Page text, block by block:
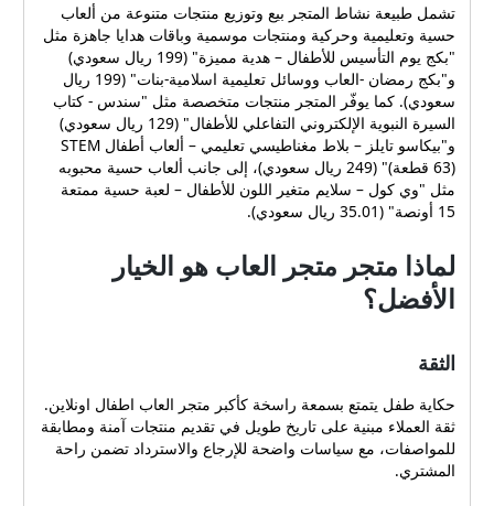
تشمل طبيعة نشاط المتجر بيع وتوزيع منتجات متنوعة من ألعاب
حسية وتعليمية وحركية ومنتجات موسمية وباقات هدايا جاهزة مثل
"بكج يوم التأسيس للأطفال – هدية مميزة" (199 ريال سعودي)
و"بكج رمضان -العاب ووسائل تعليمية اسلامية-بنات" (199 ريال
سعودي). كما يوفّر المتجر منتجات متخصصة مثل "سندس - كتاب
السيرة النبوية الإلكتروني التفاعلي للأطفال" (129 ريال سعودي)
و"بيكاسو تايلز – بلاط مغناطيسي تعليمي – ألعاب أطفال STEM
(63 قطعة)" (249 ريال سعودي)، إلى جانب ألعاب حسية محبوبه
مثل "وي كول – سلايم متغير اللون للأطفال – لعبة حسية ممتعة
15 أونصة" (35.01 ريال سعودي).
لماذا متجر متجر العاب هو الخيار
الأفضل؟
الثقة
حكاية طفل يتمتع بسمعة راسخة كأكبر متجر العاب اطفال اونلاين.
ثقة العملاء مبنية على تاريخ طويل في تقديم منتجات آمنة ومطابقة
للمواصفات، مع سياسات واضحة للإرجاع والاسترداد تضمن راحة
المشتري.